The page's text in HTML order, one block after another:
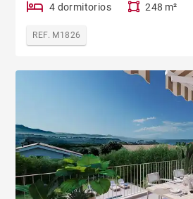
4 dormitorios 248 m²
REF. M1826